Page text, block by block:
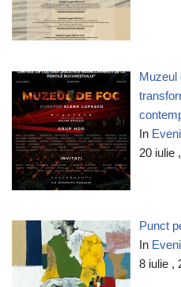
Muzeul
In
20 iulie
Punct
In
8 iulie ,